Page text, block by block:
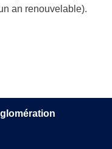
an renouvelable).